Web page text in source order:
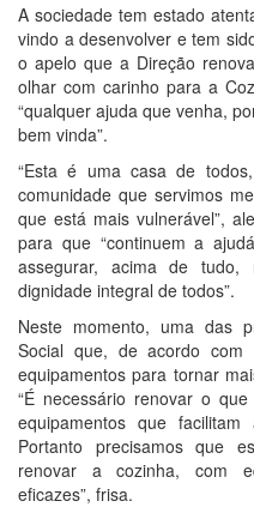
A sociedade tem estado
vindo a desenvolver e tem
o apelo que a Direção
olhar com carinho para a
“qualquer ajuda que venha,
bem vinda”.
“Esta é uma casa de
comunidade que servimos
que está mais vulnerável”,
para que “continuem a
assegurar, acima de
dignidade integral de todos”.
Neste momento, uma das
Social que, de acordo com
equipamentos para tornar
“É necessário renovar o
equipamentos que
Portanto precisamos que
renovar a cozinha, com
eficazes”, frisa.